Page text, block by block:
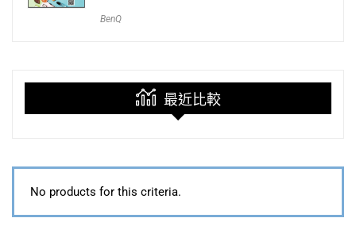
BenQ
最近比較
No products for this criteria.